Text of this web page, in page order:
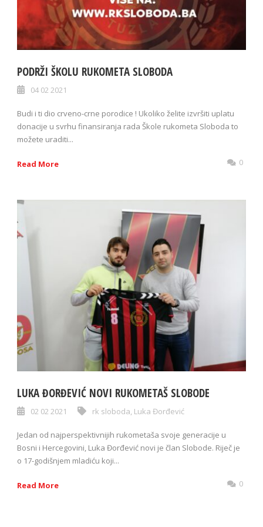
PODRŽI ŠKOLU RUKOMETA SLOBODA
04 02 2021
Budi i ti dio crveno-crne porodice ! Ukoliko želite izvršiti uplatu
donacije u svrhu finansiranja rada Škole rukometa Sloboda to
možete uraditi...
Read More 0
LUKA ĐORĐEVIĆ NOVI RUKOMETAŠ SLOBODE
02 02 2021 rk sloboda, Luka Đorđević
Jedan od najperspektivnijih rukometaša svoje generacije u
Bosni i Hercegovini, Luka Đorđević novi je član Slobode. Riječ je
o 17-godišnjem mladiću koji...
Read More 0